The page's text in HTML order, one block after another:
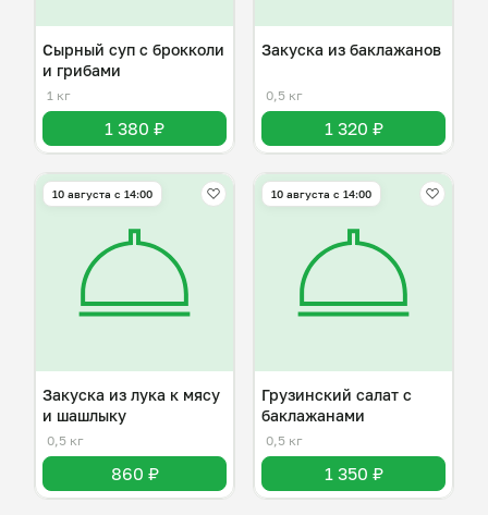
Сырный суп с брокколи
и грибами
1 кг
1 380 ₽
Закуска из баклажанов
0,5 кг
1 320 ₽
10 августа с 14:00
Закуска из лука к мясу
и шашлыку
0,5 кг
860 ₽
10 августа с 14:00
Грузинский салат с
баклажанами
0,5 кг
1 350 ₽